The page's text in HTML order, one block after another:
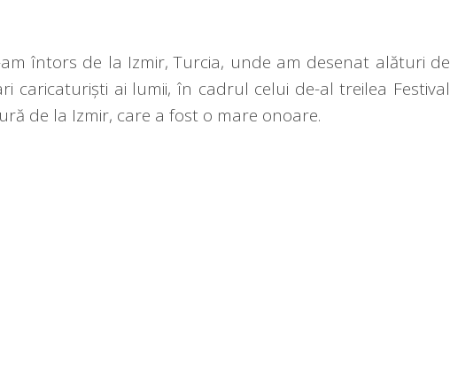
întors de la Izmir, Turcia, unde am desenat alături de
caricaturiști ai lumii, în cadrul celui de-al treilea Festival
de la Izmir, care a fost o mare onoare.